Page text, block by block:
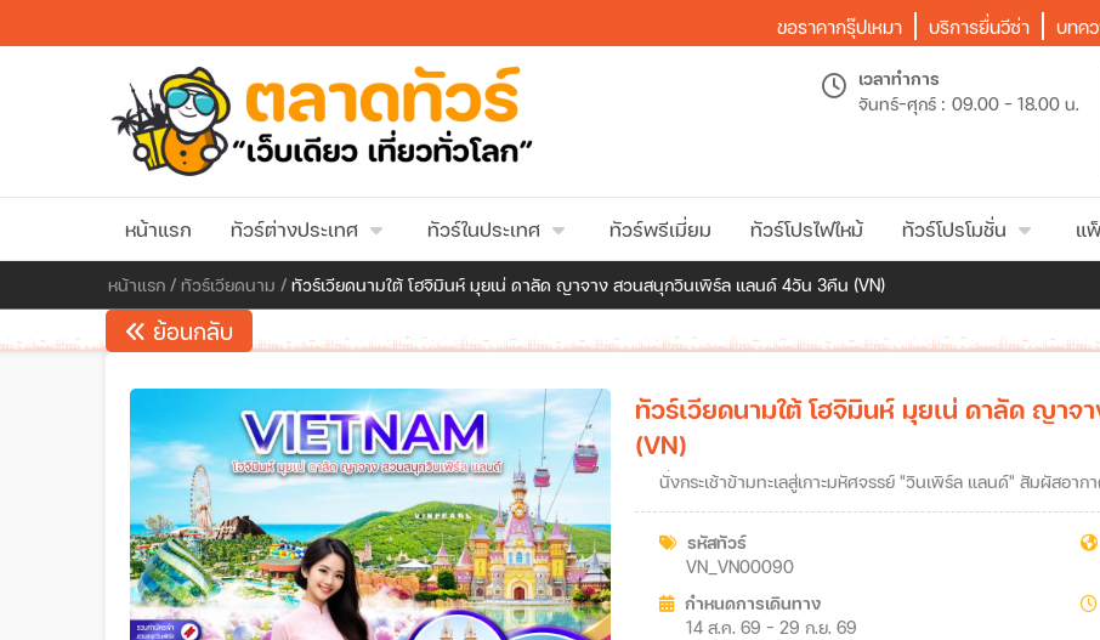
ขอราคากรุ๊ปเหมา บริการยื่นวีซ่า บทค
เวลาทำการ
จันทร์-ศุกร์ : 09.00 - 18.00 น.
หน้าแรก ทัวร์ต่างประเทศ ทัวร์ในประเทศ ทัวร์พรีเมี่ยม ทัวร์โปรไฟไหม้ ทัวร์โปรโมชั่น แ
หน้าแรก / ทัวร์เวียดนาม / ทัวร์เวียดนามใต้ โฮจิมินห์ มุยเน่ ดาลัด ญาจาง สวนสนุกวินเพิร์ล แลนด์ 4วัน 3คืน (VN)
ย้อนกลับ
ทัวร์เวียดนามใต้ โฮจิมินห์ มุยเน่ ดาลัด ญา
(VN)
นั่งกระเช้าข้ามทะเลสู่เกาะมหัศจรรย์ "วินเพิร์ล แลนด์" สัมผัสอา
รหัสทัวร์
VN_VN00090
กำหนดการเดินทาง
14 ส.ค. 69 - 29 ก.ย. 69